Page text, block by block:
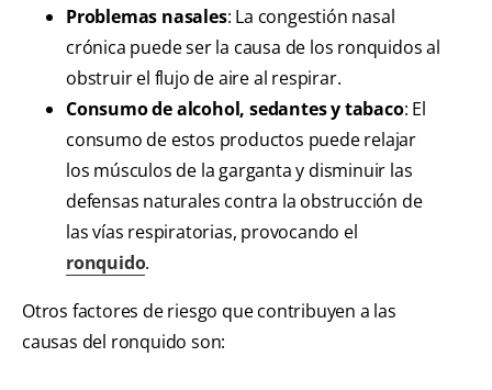
Problemas nasales: La congestión nasal
crónica puede ser la causa de los ronquidos al
obstruir el flujo de aire al respirar.
Consumo de alcohol, sedantes y tabaco: El
consumo de estos productos puede relajar
los músculos de la garganta y disminuir las
defensas naturales contra la obstrucción de
las vías respiratorias, provocando el
ronquido.
Otros factores de riesgo que contribuyen a las
causas del ronquido son: